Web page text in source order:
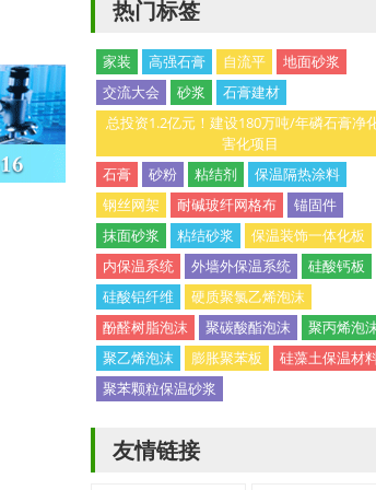
热门标签
家装 高强石膏 自流平
地面砂浆
交流大会
砂浆
石膏建材
总投资1.2亿元！建设180万吨/年磷石膏净
害化项目
石膏
砂粉 粘结剂
保温隔热涂料
钢丝网架
耐碱玻纤网格布
锚固件
抹面砂浆
粘结砂浆
保温装饰一体化板
内保温系统
外墙外保温系统
硅酸钙板
硅酸铝纤维
硬质聚氯乙烯泡沫
酚醛树脂泡沫
聚碳酸酯泡沫
聚丙烯泡
聚乙烯泡沫
膨胀聚苯板
硅藻土保温材
聚苯颗粒保温砂浆
友情链接